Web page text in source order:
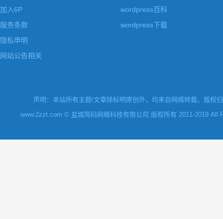
加入6P
服务条款
隐私申明
网站公告相关
wordpress百科
wordpress下载
声明：本站所有主题/文章除标明原创外，均来自网络转载，版权
www.2zzt.com © 盐城简码网络科技有限公司 版权所有 2011-2019